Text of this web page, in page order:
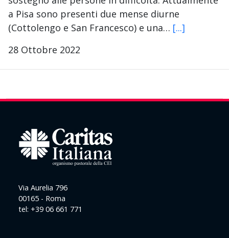
a Pisa sono presenti due mense diurne
(Cottolengo e San Francesco) e una… [...]
28 Ottobre 2022
Via Aurelia 796
00165 - Roma
tel: +39 06 661 771